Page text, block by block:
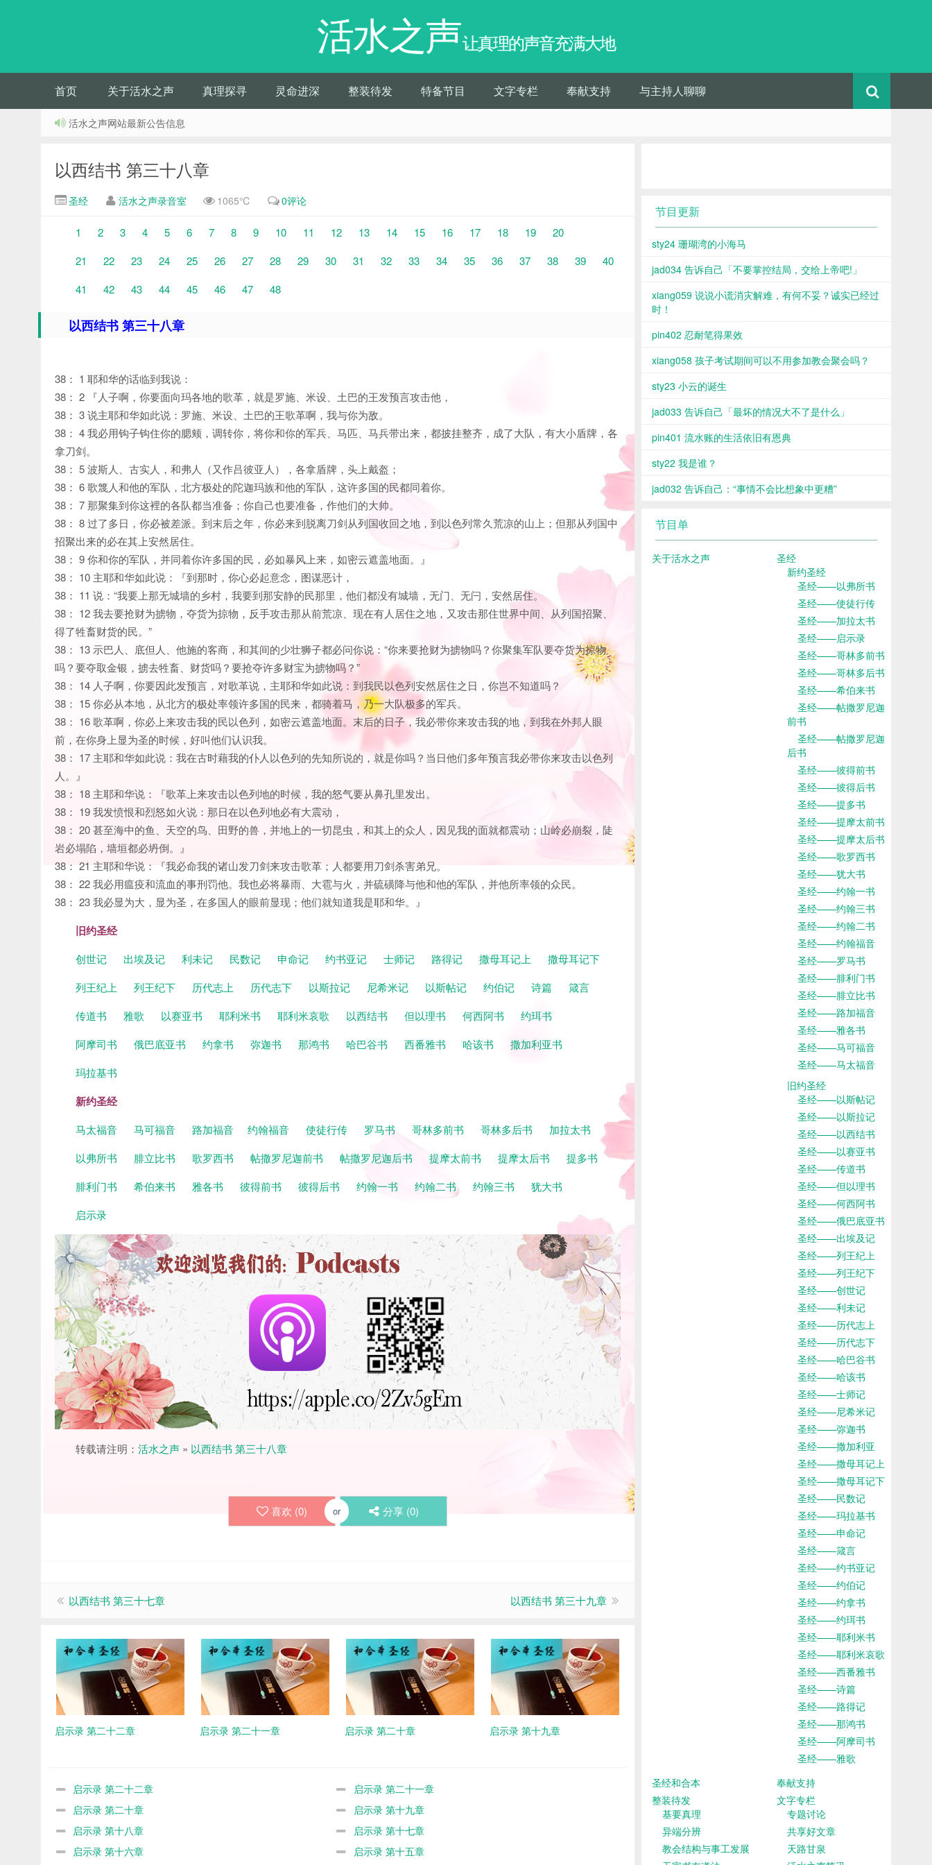
活水之声让真理的声音充满大地
首页 关于活水之声 真理探寻 灵命进深 整装待发 特备节目 文字专栏 奉献支持 与主持人聊聊
活水之声网站最新公告信息
以西结书 第三十八章
圣经 活水之声录音室 1065℃ 0评论
1 2 3 4 5 6 7 8 9 10 11 12 13 14 15 16 17 18 19
20
21
22 23 24 25 26 27 28 29 30 31 32 33 34 35 36 37 38 39
40
41
42 43 44 45 46 47 48
以西结书 第三十八章
38： 1 耶和华的话临到我说：
38： 2 『人子啊，你要面向玛各地的歌革，就是罗施、米设、土巴的王发预言攻击他，
38： 3 说主耶和华如此说：罗施、米设、土巴的王歌革啊，我与你为敌。
38： 4 我必用钩子钩住你的腮颊，调转你，将你和你的军兵、马匹、马兵带出来，都披挂整齐，成了大队，有大小盾牌，各
拿刀剑。
38： 5 波斯人、古实人，和弗人（又作吕彼亚人），各拿盾牌，头上戴盔；
38： 6 歌篾人和他的军队，北方极处的陀迦玛族和他的军队，这许多国的民都同着你。
38： 7 那聚集到你这裡的各队都当准备；你自己也要准备，作他们的大帅。
38： 8 过了多日，你必被差派。到末后之年，你必来到脱离刀剑从列国收回之地，到以色列常久荒凉的山上；但那从列国中
招聚出来的必在其上安然居住。
38： 9 你和你的军队，并同着你许多国的民，必如暴风上来，如密云遮盖地面。』
38： 10 主耶和华如此说：『到那时，你心必起意念，图谋恶计，
38： 11 说：“我要上那无城墙的乡村，我要到那安静的民那里，他们都没有城墙，无门、无闩，安然居住。
38： 12 我去要抢财为掳物，夺货为掠物，反手攻击那从前荒凉、现在有人居住之地，又攻击那住世界中间、从列国招聚、
得了牲畜财货的民。”
38： 13 示巴人、底但人、他施的客商，和其间的少壮狮子都必问你说：“你来要抢财为掳物吗？你聚集军队要夺货为掠物
吗？要夺取金银，掳去牲畜、财货吗？要抢夺许多财宝为掳物吗？”
38： 14 人子啊，你要因此发预言，对歌革说，主耶和华如此说：到我民以色列安然居住之日，你岂不知道吗？
38： 15 你必从本地，从北方的极处率领许多国的民来，都骑着马，乃一大队极多的军兵。
38： 16 歌革啊，你必上来攻击我的民以色列，如密云遮盖地面。末后的日子，我必带你来攻击我的地，到我在外邦人眼
前，在你身上显为圣的时候，好叫他们认识我。
38： 17 主耶和华如此说：我在古时藉我的仆人以色列的先知所说的，就是你吗？当日他们多年预言我必带你来攻击以色列
人。』
38： 18 主耶和华说：『歌革上来攻击以色列地的时候，我的怒气要从鼻孔里发出。
38： 19 我发愤恨和烈怒如火说：那日在以色列地必有大震动，
38： 20 甚至海中的鱼、天空的鸟、田野的兽，并地上的一切昆虫，和其上的众人，因见我的面就都震动；山岭必崩裂，陡
岩必塌陷，墙垣都必坍倒。』
38： 21 主耶和华说：『我必命我的诸山发刀剑来攻击歌革；人都要用刀剑杀害弟兄。
38： 22 我必用瘟疫和流血的事刑罚他。我也必将暴雨、大雹与火，并硫磺降与他和他的军队，并他所率领的众民。
38： 23 我必显为大，显为圣，在多国人的眼前显现；他们就知道我是耶和华。』
旧约圣经
创世记 出埃及记 利未记 民数记 申命记 约书亚记 士师记 路得记 撒母耳记上
撒母耳记下
列王纪上
列王纪下 历代志上 历代志下 以斯拉记 尼希米记 以斯帖记 约伯记 诗篇
箴言
传道书
雅歌 以赛亚书 耶利米书 耶利米哀歌 以西结书 但以理书 何西阿书
约珥书
阿摩司书
俄巴底亚书 约拿书 弥迦书 那鸿书 哈巴谷书 西番雅书 哈该书
撒加利亚书
玛拉基书
新约圣经
马太福音 马可福音 路加福音 约翰福音 使徒行传 罗马书 哥林多前书 哥林多后书
加拉太书
以弗所书
腓立比书 歌罗西书 帖撒罗尼迦前书 帖撒罗尼迦后书 提摩太前书 提摩太后书
提多书
腓利门书
希伯来书 雅各书 彼得前书 彼得后书 约翰一书 约翰二书 约翰三书
犹大书
启示录
转载请注明： 活水之声 » 以西结书 第三十八章
喜欢 (0) or 分享 (0)
以西结书 第三十七章 以西结书 第三十九章
启示录 第二十二章 启示录 第二十一章 启示录 第二十章 启示录 第十九章
启示录 第二十二章
启示录 第二十一章
启示录 第二十章
启示录 第十九章
启示录 第十八章
启示录 第十七章
启示录 第十六章
启示录 第十五章
节目更新
sty24 珊瑚湾的小海马
jad034 告诉自己「不要掌控结局，交给上帝吧!」
xiang059 说说小谎消灾解难，有何不妥？诚实已经过
时！
pin402 忍耐笔得果效
xiang058 孩子考试期间可以不用参加教会聚会吗？
sty23 小云的诞生
jad033 告诉自己「最坏的情况大不了是什么」
pin401 流水账的生活依旧有恩典
sty22 我是谁？
jad032 告诉自己：“事情不会比想象中更糟”
节目单
关于活水之声
圣经
新约圣经
圣经——以弗所书
圣经——使徒行传
圣经——加拉太书
圣经——启示录
圣经——哥林多前书
圣经——哥林多后书
圣经——希伯来书
圣经——帖撒罗尼迦
前书
圣经——帖撒罗尼迦
后书
圣经——彼得前书
圣经——彼得后书
圣经——提多书
圣经——提摩太前书
圣经——提摩太后书
圣经——歌罗西书
圣经——犹大书
圣经——约翰一书
圣经——约翰三书
圣经——约翰二书
圣经——约翰福音
圣经——罗马书
圣经——腓利门书
圣经——腓立比书
圣经——路加福音
圣经——雅各书
圣经——马可福音
圣经——马太福音
旧约圣经
圣经——以斯帖记
圣经——以斯拉记
圣经——以西结书
圣经——以赛亚书
圣经——传道书
圣经——但以理书
圣经——何西阿书
圣经——俄巴底亚书
圣经——出埃及记
圣经——列王纪上
圣经——列王纪下
圣经——创世记
圣经——利未记
圣经——历代志上
圣经——历代志下
圣经——哈巴谷书
圣经——哈该书
圣经——士师记
圣经——尼希米记
圣经——弥迦书
圣经——撒加利亚
圣经——撒母耳记上
圣经——撒母耳记下
圣经——民数记
圣经——玛拉基书
圣经——申命记
圣经——箴言
圣经——约书亚记
圣经——约伯记
圣经——约拿书
圣经——约珥书
圣经——耶利米书
圣经——耶利米哀歌
圣经——西番雅书
圣经——诗篇
圣经——路得记
圣经——那鸿书
圣经——阿摩司书
圣经——雅歌
圣经和合本
奉献支持
整装待发
基要真理
异端分辨
教会结构与事工发展
文字专栏
专题讨论
共享好文章
天路甘泉